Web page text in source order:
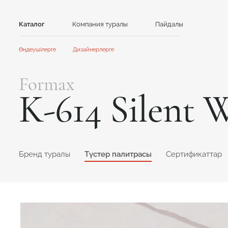
Каталог
Тас
Акрил тасы
GRANDEX
NEOMARM
Caesarstone
Avant Quartz
Компания туралы Пайдалы
Өңдеушілерге
Ынтымақтастық
Акциялар және жаңалықтар
Нұсқаулықтар
Каталог және презентациялар
Дизайнерлерге
Жаңалықтар
Клиенттерге арналған контент
Online дизайнер
Formax
K-614 Silent
Бренд туралы Түстер палитрасы Сертификаттар